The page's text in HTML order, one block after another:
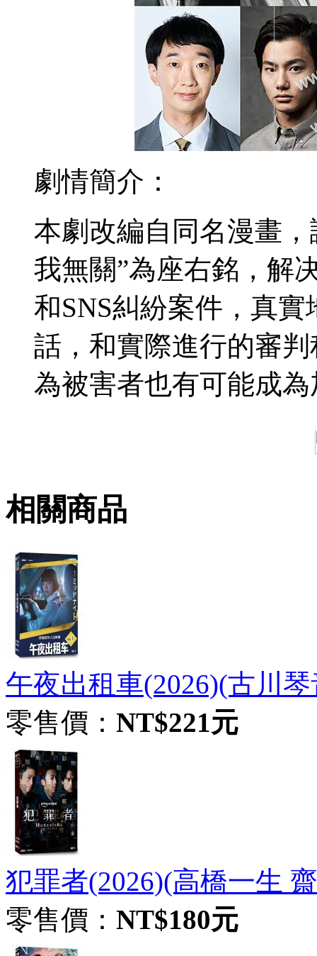
劇情簡介：
本劇改編自同名漫畫
我無關”為座右銘，解
和SNS糾紛案件，真
話，和實際進行的審
為被害者也有可能成
相關商品
午夜出租車(2026)(古川
零售價： NT$221元
犯罪者(2026)(高橋一生
零售價： NT$180元